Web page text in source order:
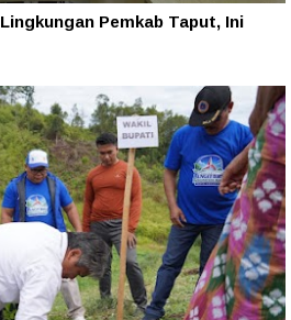
Pemkab Taput, Ini